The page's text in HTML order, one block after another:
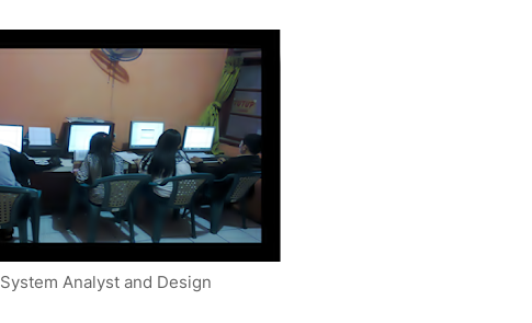
System Analyst and Design